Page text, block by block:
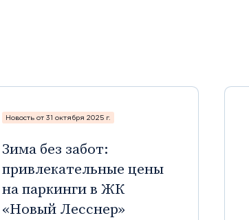
Новость от 31 октября 2025 г.
Зима без забот:
привлекательные цены
на паркинги в ЖК
«Новый Лесснер»